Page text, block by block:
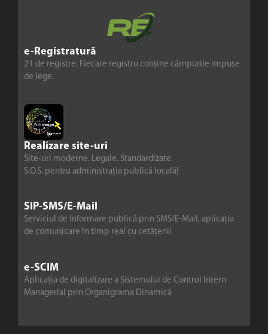
e-Registratură
21 de registre. Fiecare registru conține câmpurile impuse
de lege.
Realizare site-uri
Site-uri moderne. Legale. Standardizate.
S.O.S. pentru administrația publică locală!
SIP-SMS/E-Mail
Serviciul de Informare publică prin SMS/E-Mail, aplicația
de comunicare în timp real cu cetățenii
e-SCIM
Aplicația de digitalizare a Sistemului de Control Intern
Managerial prin Organigrama Dinamică